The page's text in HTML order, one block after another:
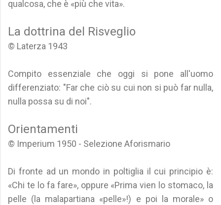
qualcosa, che è «più che vita».
La dottrina del Risveglio
© Laterza 1943
Compito essenziale che oggi si pone all'uomo
differenziato: "Far che ciò su cui non si può far nulla,
nulla possa su di noi".
Orientamenti
© Imperium 1950 - Selezione Aforismario
Di fronte ad un mondo in poltiglia il cui principio è:
«Chi te lo fa fare», oppure «Prima vien lo stomaco, la
pelle (la malapartiana «pelle»!) e poi la morale» o